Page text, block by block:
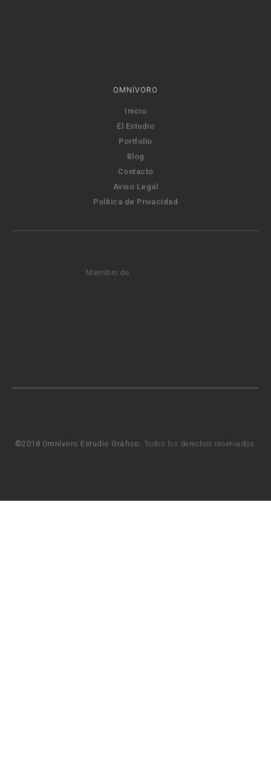
OMNÍVORO
Inicio
El Estudio
Portfolio
Blog
Contacto
Aviso Legal
Política de Privacidad
Miembro de:
©2018 Omnívoro Estudio Gráfico. Todos los derechos reservados.